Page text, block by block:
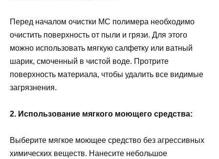
Перед началом очистки МС полимера необходимо
очистить поверхность от пыли и грязи. Для этого
можно использовать мягкую салфетку или ватный
шарик, смоченный в чистой воде. Протрите
поверхность материала, чтобы удалить все видимые
загрязнения.
2. Использование мягкого моющего средства:
Выберите мягкое моющее средство без агрессивных
химических веществ. Нанесите небольшое